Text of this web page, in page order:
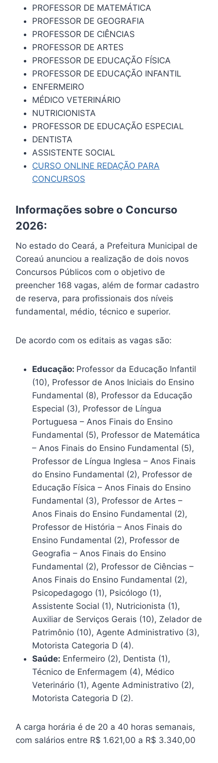
PROFESSOR DE MATEMÁTICA
PROFESSOR DE GEOGRAFIA
PROFESSOR DE CIÊNCIAS
PROFESSOR DE ARTES
PROFESSOR DE EDUCAÇÃO FÍSICA
PROFESSOR DE EDUCAÇÃO INFANTIL
ENFERMEIRO
MÉDICO VETERINÁRIO
NUTRICIONISTA
PROFESSOR DE EDUCAÇÃO ESPECIAL
DENTISTA
ASSISTENTE SOCIAL
CURSO ONLINE REDAÇÃO PARA
CONCURSOS
Informações sobre o Concurso
2026:
No estado do Ceará, a Prefeitura Municipal de
Coreaú anunciou a realização de dois novos
Concursos Públicos com o objetivo de
preencher 168 vagas, além de formar cadastro
de reserva, para profissionais dos níveis
fundamental, médio, técnico e superior.
De acordo com os editais as vagas são:
Educação: Professor da Educação Infantil
(10), Professor de Anos Iniciais do Ensino
Fundamental (8), Professor da Educação
Especial (3), Professor de Língua
Portuguesa – Anos Finais do Ensino
Fundamental (5), Professor de Matemática
– Anos Finais do Ensino Fundamental (5),
Professor de Língua Inglesa – Anos Finais
do Ensino Fundamental (2), Professor de
Educação Física – Anos Finais do Ensino
Fundamental (3), Professor de Artes –
Anos Finais do Ensino Fundamental (2),
Professor de História – Anos Finais do
Ensino Fundamental (2), Professor de
Geografia – Anos Finais do Ensino
Fundamental (2), Professor de Ciências –
Anos Finais do Ensino Fundamental (2),
Psicopedagogo (1), Psicólogo (1),
Assistente Social (1), Nutricionista (1),
Auxiliar de Serviços Gerais (10), Zelador de
Patrimônio (10), Agente Administrativo (3),
Motorista Categoria D (4).
Saúde: Enfermeiro (2), Dentista (1),
Técnico de Enfermagem (4), Médico
Veterinário (1), Agente Administrativo (2),
Motorista Categoria D (2).
A carga horária é de 20 a 40 horas semanais,
com salários entre R$ 1.621,00 a R$ 3.340,00